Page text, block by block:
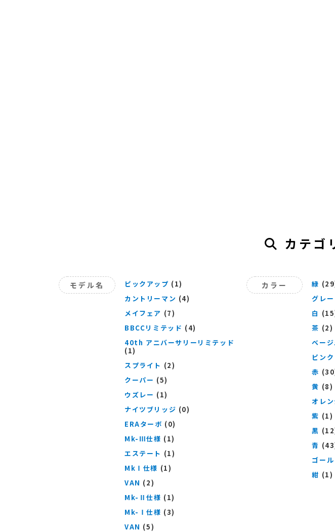
カテゴ
モデル名 ピックアップ (1)
カントリーマン (4)
メイフェア (7)
BBCCリミテッド (4)
40th アニバーサリーリミテッド
(1)
スプライト (2)
クーパー (5)
ウズレー (1)
ナイツブリッジ (0)
ERAターボ (0)
Mk-Ⅲ仕様 (1)
エステート (1)
MkⅠ仕様 (1)
VAN (2)
Mk-Ⅱ仕様 (1)
Mk-Ⅰ仕様 (3)
VAN (5)
カラー 緑
グレー
白
茶 (2)
ベージ
ピンク
赤
黄 (8)
オレ
紫 (1)
黒
青
ゴール
紺 (1)